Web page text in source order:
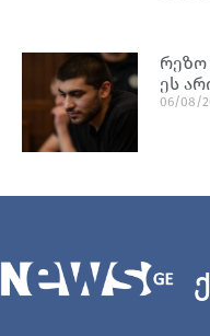
რეზო
ეს
06/08/